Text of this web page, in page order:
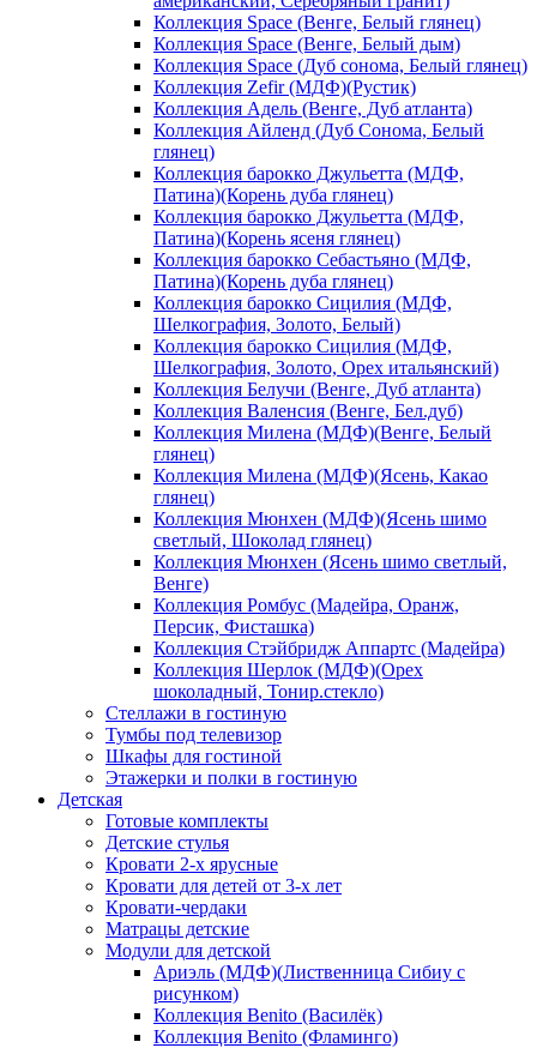
Коллекция Space (Венге, Белый глянец)
Коллекция Space (Венге, Белый дым)
Коллекция Space (Дуб сонома, Белый глянец)
Коллекция Zefir (МДФ)(Рустик)
Коллекция Адель (Венге, Дуб атланта)
Коллекция Айленд (Дуб Сонома, Белый
глянец)
Коллекция барокко Джульетта (МДФ,
Патина)(Корень дуба глянец)
Коллекция барокко Джульетта (МДФ,
Патина)(Корень ясеня глянец)
Коллекция барокко Себастьяно (МДФ,
Патина)(Корень дуба глянец)
Коллекция барокко Сицилия (МДФ,
Шелкография, Золото, Белый)
Коллекция барокко Сицилия (МДФ,
Шелкография, Золото, Орех итальянский)
Коллекция Белучи (Венге, Дуб атланта)
Коллекция Валенсия (Венге, Бел.дуб)
Коллекция Милена (МДФ)(Венге, Белый
глянец)
Коллекция Милена (МДФ)(Ясень, Какао
глянец)
Коллекция Мюнхен (МДФ)(Ясень шимо
светлый, Шоколад глянец)
Коллекция Мюнхен (Ясень шимо светлый,
Венге)
Коллекция Ромбус (Мадейра, Оранж,
Персик, Фисташка)
Коллекция Стэйбридж Аппартс (Мадейра)
Коллекция Шерлок (МДФ)(Орех
шоколадный, Тонир.стекло)
Стеллажи в гостиную
Тумбы под телевизор
Шкафы для гостиной
Этажерки и полки в гостиную
Детская
Готовые комплекты
Детские стулья
Кровати 2-х ярусные
Кровати для детей от 3-х лет
Кровати-чердаки
Матрацы детские
Модули для детской
Ариэль (МДФ)(Лиственница Сибиу с
рисунком)
Коллекция Benito (Василёк)
Коллекция Benito (Фламинго)